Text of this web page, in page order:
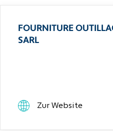
FOURNITURE
SARL
Zur Website